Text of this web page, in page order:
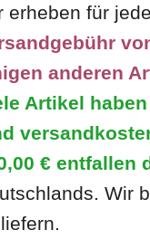
erheben für
anderen
Artikel
€ entfallen
Wir